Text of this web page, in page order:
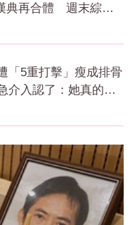
典再合體 週末綜藝
「5重打擊」瘦成排骨
介入認了：她真的不